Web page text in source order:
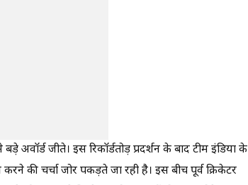
जीते। इस रिकॉर्डतोड़ प्रदर्शन के बाद टीम इंडिया के
की चर्चा जोर पकड़ते जा रही है। इस बीच पूर्व क्रिकेटर